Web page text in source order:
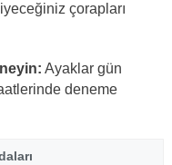
çorapları
Ayaklar gün
deneme